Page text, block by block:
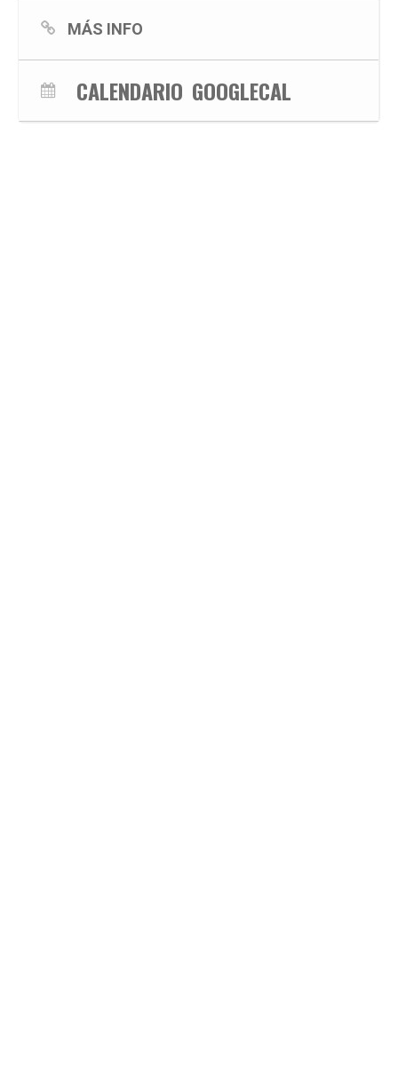
MÁS INFO
CALENDARIO GOOGLECAL